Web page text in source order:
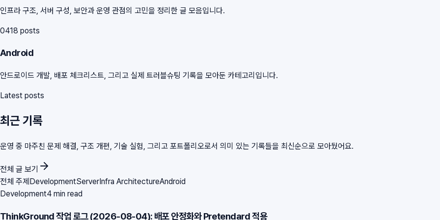
인프라 구조, 서버 구성, 보안과 운영 관점의 고민을 정리한 글 모음입니다.
0418 posts
Android
안드로이드 개발, 배포 체크리스트, 그리고 실제 트러블슈팅 기록을 모아둔 카테고리입니다.
Latest posts
최근 기록
운영 중 마주친 문제 해결, 구조 개편, 기술 실험, 그리고 포트폴리오로서 의미 있는 기록들을 최신순으로 모아뒀어요.
전체 글 보기
전체 주제DevelopmentServerInfra ArchitectureAndroid
Development4 min read
ThinkGround 작업 로그 (2026-08-04): 배포 안정화와 Pretendard 적용